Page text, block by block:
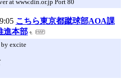
at www.din.or.jp Port 80
こちら東京都蹴球部AOA課
進本部
excite